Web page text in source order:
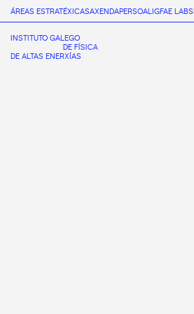
ÁREAS ESTRATÉXICASAXENDAPERSOALIGFAE LABS
INSTITUTO GALEGO
DE FÍSICA
DE ALTAS ENERXÍAS